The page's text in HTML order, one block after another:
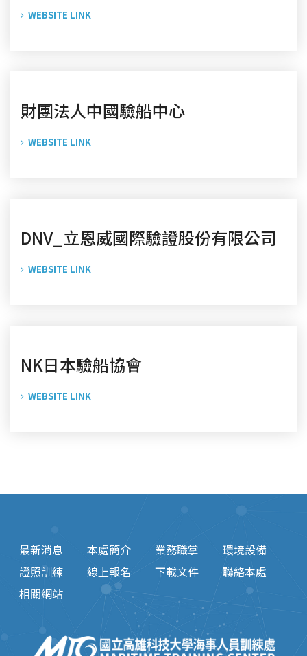
WEBSITE LINK
財團法人中國驗船中心
WEBSITE LINK
DNV_立恩威國際驗證股份有限公司
WEBSITE LINK
NK日本驗船協會
WEBSITE LINK
最新消息 本處簡介 業務職掌
環境設備
證照訓練
線上報名 下載文件
聯絡本處
相關網站